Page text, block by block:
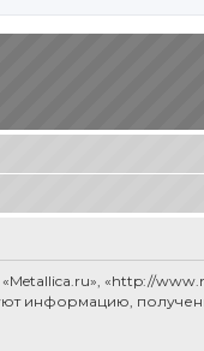
«http://
информацию,